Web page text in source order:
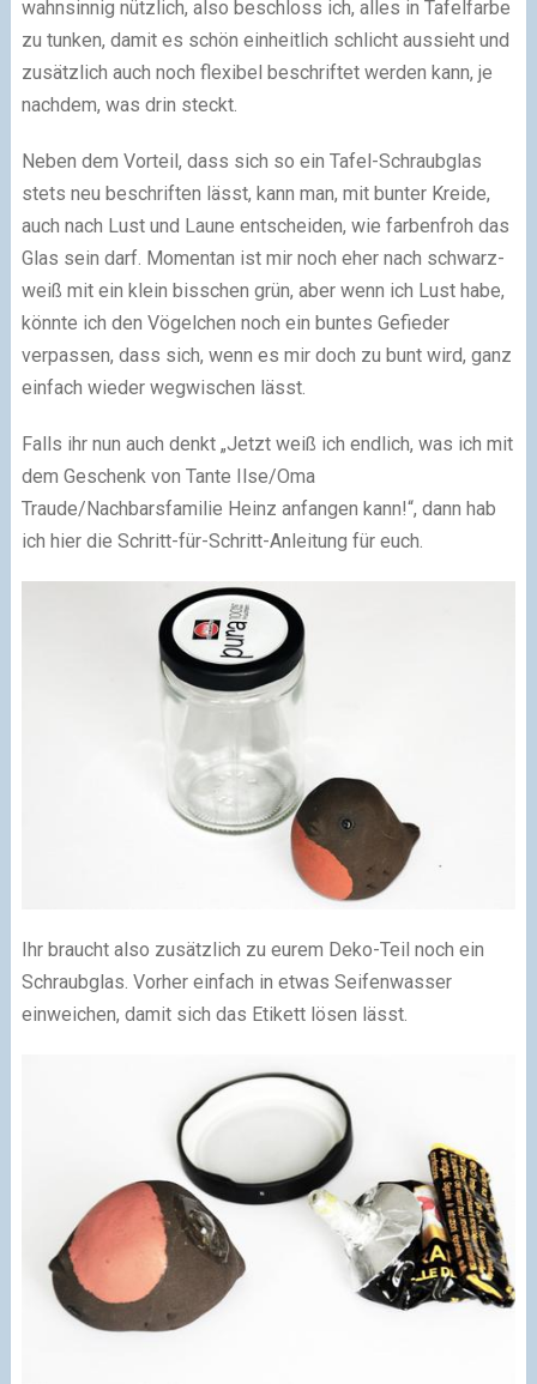
wahnsinnig nützlich, also beschloss ich, alles in Tafelfarbe
zu tunken, damit es schön einheitlich schlicht aussieht und
zusätzlich auch noch flexibel beschriftet werden kann, je
nachdem, was drin steckt.
Neben dem Vorteil, dass sich so ein Tafel-Schraubglas
stets neu beschriften lässt, kann man, mit bunter Kreide,
auch nach Lust und Laune entscheiden, wie farbenfroh das
Glas sein darf. Momentan ist mir noch eher nach schwarz-
weiß mit ein klein bisschen grün, aber wenn ich Lust habe,
könnte ich den Vögelchen noch ein buntes Gefieder
verpassen, dass sich, wenn es mir doch zu bunt wird, ganz
einfach wieder wegwischen lässt.
Falls ihr nun auch denkt „Jetzt weiß ich endlich, was ich mit
dem Geschenk von Tante Ilse/Oma
Traude/Nachbarsfamilie Heinz anfangen kann!“, dann hab
ich hier die Schritt-für-Schritt-Anleitung für euch.
Ihr braucht also zusätzlich zu eurem Deko-Teil noch ein
Schraubglas. Vorher einfach in etwas Seifenwasser
einweichen, damit sich das Etikett lösen lässt.